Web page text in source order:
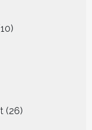
10
producten
26
producten